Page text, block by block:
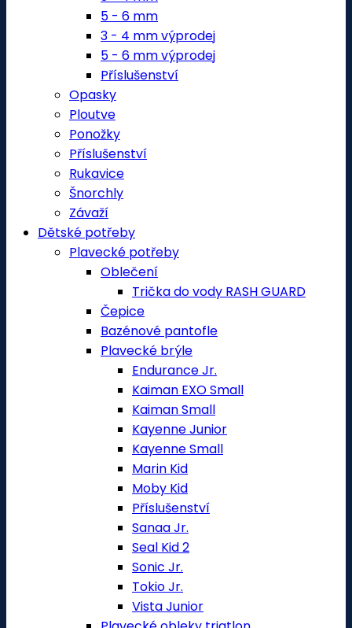
5 - 6 mm
3 - 4 mm výprodej
5 - 6 mm výprodej
Příslušenství
Opasky
Ploutve
Ponožky
Příslušenství
Rukavice
Šnorchly
Závaží
Dětské potřeby
Plavecké potřeby
Oblečení
Trička do vody RASH GUARD
Čepice
Bazénové pantofle
Plavecké brýle
Endurance Jr.
Kaiman EXO Small
Kaiman Small
Kayenne Junior
Kayenne Small
Marin Kid
Moby Kid
Příslušenství
Sanaa Jr.
Seal Kid 2
Sonic Jr.
Tokio Jr.
Vista Junior